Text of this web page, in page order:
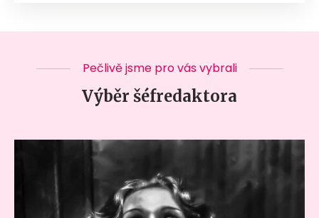
Pečlivě jsme pro vás vybrali
Výběr šéfredaktora